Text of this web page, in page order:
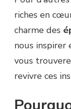
riches en
charme des
nous inspirer
vous
revivre ces